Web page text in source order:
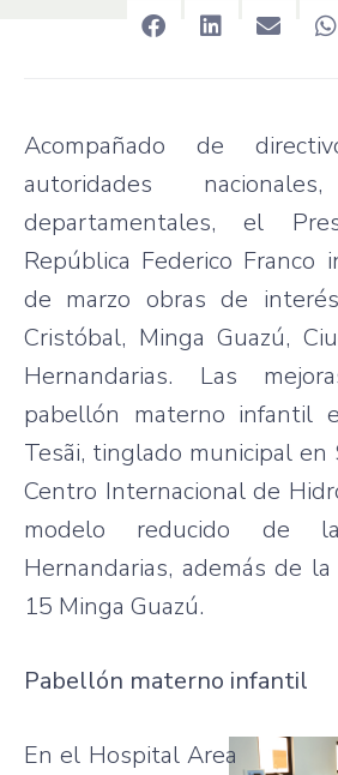
Acompañado de
autoridades
departamentales, el
República Federico Franco
de marzo obras de
Cristóbal, Minga Guazú,
Hernandarias. Las
pabellón materno infantil
Tesãi, tinglado municipal en
Centro Internacional de
modelo reducido de
Hernandarias, además de
15 Minga Guazú.
Pabellón materno infantil
En el Hospital Area